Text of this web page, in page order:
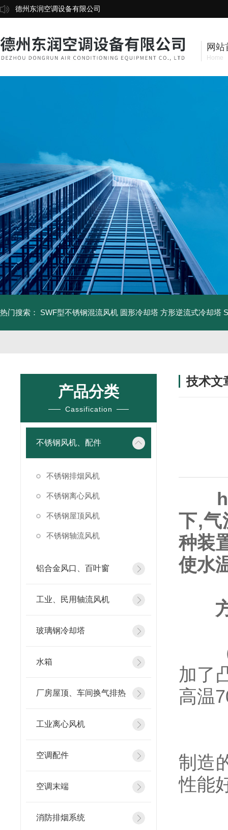
德州东润空调设备有限公司
网站
Home
热门搜索： SWF型不锈钢混流风机 圆形冷却塔 方形逆流式冷却塔
产品分类
Cassification
不锈钢风机、配件
不锈钢排烟风机
不锈钢离心风机
不锈钢屋顶风机
不锈钢轴流风机
铝合金风口、百叶窗
工业、民用轴流风机
玻璃钢冷却塔
水箱
厂房屋顶、车间换气排热
工业离心风机
空调配件
空调末端
消防排烟系统
技术文
下,气
种装
使水
（1
加了
高温
制造
性能